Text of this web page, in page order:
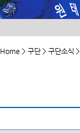
Home > 구단 > 구단소식 >